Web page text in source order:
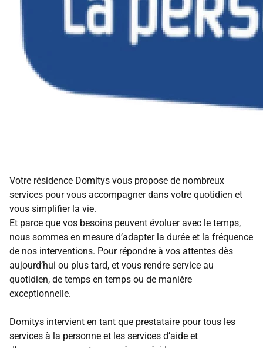
Votre résidence Domitys vous propose de nombreux
services pour vous accompagner dans votre quotidien et
vous simplifier la vie.
Et parce que vos besoins peuvent évoluer avec le temps,
nous sommes en mesure d’adapter la durée et la fréquence
de nos interventions. Pour répondre à vos attentes dès
aujourd’hui ou plus tard, et vous rendre service au
quotidien, de temps en temps ou de manière
exceptionnelle.
Domitys intervient en tant que prestataire pour tous les
services à la personne et les services d’aide et